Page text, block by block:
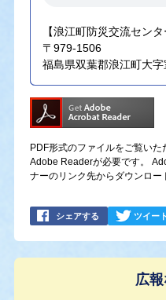
【浪江町防災交流センタ
〒979-1506
福島県双葉郡浪江町大
PDF形式のファイルをご覧い
Adobe Readerが必要です。
ナーのリンク先からダウンロー
シェアする ツイー
広